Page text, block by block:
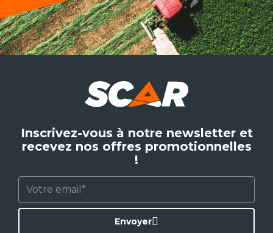
Inscrivez-vous à notre newsletter et
recevez nos offres promotionnelles
!
Envoyer